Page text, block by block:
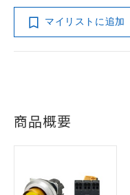
マイリストに追加
商品概要